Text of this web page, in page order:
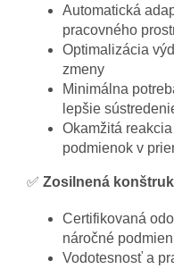
Automatická
pracovného
Optimalizácia
zmeny
Minimálna
lepšie
Okamžitá
podmienok v
✅ Zosilnená
Certifikovaná
náročné
Vodotesnosť a